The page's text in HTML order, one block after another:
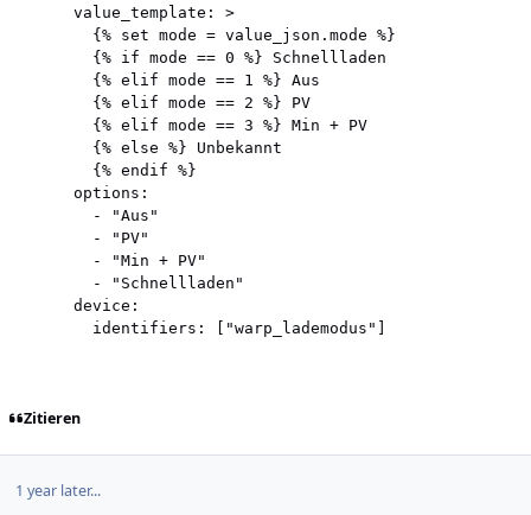
      value_template: >
        {% set mode = value_json.mode %}
        {% if mode == 0 %} Schnellladen
        {% elif mode == 1 %} Aus
        {% elif mode == 2 %} PV
        {% elif mode == 3 %} Min + PV
        {% else %} Unbekannt
        {% endif %}
      options:
        - "Aus"
        - "PV"
        - "Min + PV"
        - "Schnellladen"
      device:
Zitieren
1 year later...